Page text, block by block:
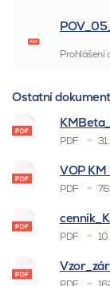
Prohlášení
Ostatní
PDF
VOP
PDF
PDF